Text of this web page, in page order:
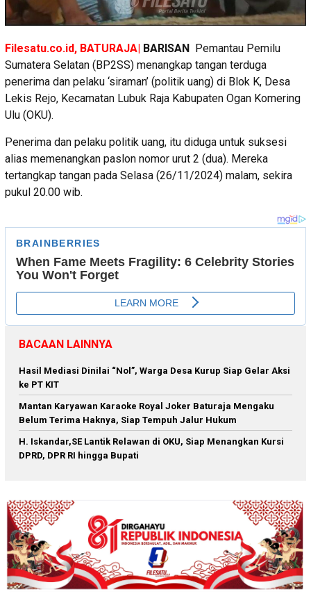
Filesatu.co.id, BATURAJA| BARISAN
Pemantau Pemilu
Sumatera Selatan (BP2SS) menangkap tangan terduga
penerima dan pelaku ‘siraman’ (politik uang) di Blok K, Desa
Lekis Rejo, Kecamatan Lubuk Raja Kabupaten Ogan Komering
Ulu (OKU).
Penerima dan pelaku politik uang, itu diduga untuk suksesi
alias memenangkan paslon nomor urut 2 (dua). Mereka
tertangkap tangan pada Selasa (26/11/2024) malam, sekira
pukul 20.00 wib.
BACAAN LAINNYA
Hasil Mediasi Dinilai “Nol”, Warga Desa Kurup Siap Gelar Aksi
ke PT KIT
Mantan Karyawan Karaoke Royal Joker Baturaja Mengaku
Belum Terima Haknya, Siap Tempuh Jalur Hukum
H. Iskandar,SE Lantik Relawan di OKU, Siap Menangkan Kursi
DPRD, DPR RI hingga Bupati